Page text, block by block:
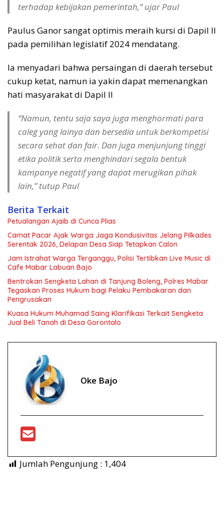
terhadap kebijakan pemerintah,” ujar Paul
Paulus Ganor sangat optimis meraih kursi di Dapil II
pada pemilihan legislatif 2024 mendatang.
Ia menyadari bahwa persaingan di daerah tersebut
cukup ketat, namun ia yakin dapat memenangkan
hati masyarakat di Dapil II
“Namun, tentu saja saya juga menghormati para
caleg yang lainya dan bersedia untuk berkompetisi
secara sehat dan fair. Dan juga menjunjung tinggi
etika politik serta menghindari segala bentuk
kampanye negatif yang dapat merugikan pihak
lain,” tutup Paul
Berita Terkait
Petualangan Ajaib di Cunca Plias
Camat Pacar Ajak Warga Jaga Kondusivitas Jelang Pilkades
Serentak 2026, Delapan Desa Siap Tetapkan Calon
Jam Istrahat Warga Terganggu, Polisi Tertibkan Live Music di
Cafe Mabar Labuan Bajo
Bentrokan Sengketa Lahan di Tanjung Boleng, Polres Mabar
Tegaskan Proses Hukum bagi Pelaku Pembakaran dan
Pengrusakan
Kuasa Hukum Muhamad Saing Klarifikasi Terkait Sengketa
Jual Beli Tanah di Desa Gorontalo
Oke Bajo
Jumlah Pengunjung : 1,404